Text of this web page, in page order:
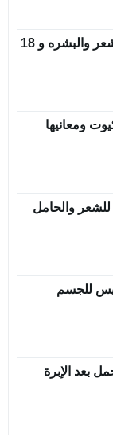
فوائد جوز الهند للشعر والبشره و 18
ومعانيها
للشعر والحامل
للجسم
بعد الإبرة